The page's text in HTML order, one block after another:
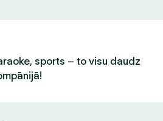
sports – to visu daudz